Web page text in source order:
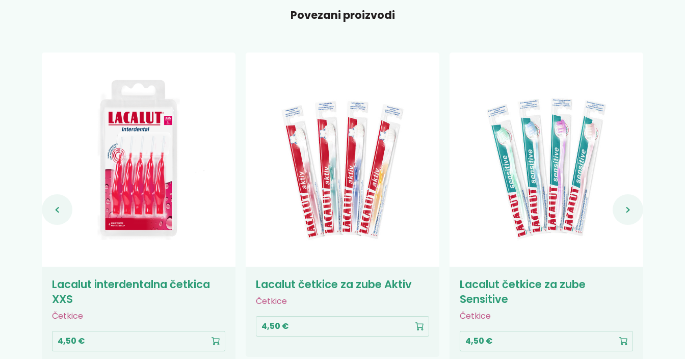
Povezani proizvodi
Lacalut interdentalna četkica
XXS
Četkice
4,50 €
Lacalut četkice za zube Aktiv
Četkice
4,50 €
Lacalut četkice za zube
Sensitive
Četkice
4,50 €